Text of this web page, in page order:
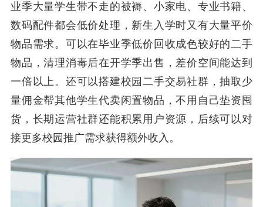
业季大量学生带不走的被褥、小家电、专业书籍、
数码配件都会低价处理，新生入学时又有大量平价
物品需求。可以在毕业季低价回收成色较好的二手
物品，清理消毒后在开学季出售，差价空间能达到
一倍以上。还可以搭建校园二手交易社群，抽取少
量佣金帮其他学生代卖闲置物品，不用自己垫资囤
货，长期运营社群还能积累用户资源，后续可以对
接更多校园推广需求获得额外收入。